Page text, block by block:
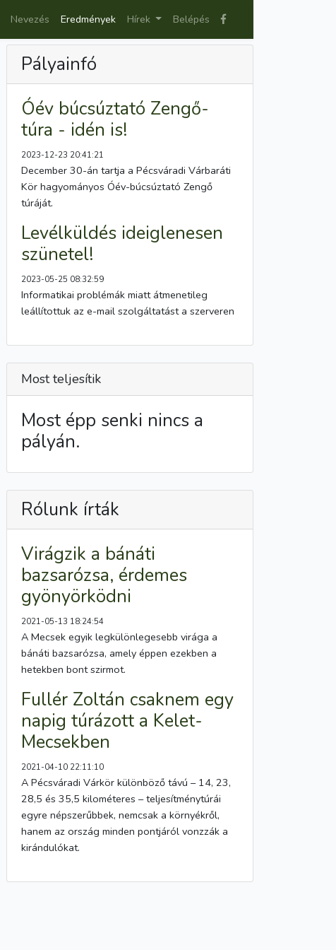
Nevezés Eredmények Hírek Belépés
Pályainfó
Óév búcsúztató Zengő-
túra - idén is!
2023-12-23 20:41:21
December 30-án tartja a Pécsváradi Várbaráti
Kör hagyományos Óév-búcsúztató Zengő
túráját.
Levélküldés ideiglenesen
szünetel!
2023-05-25 08:32:59
Informatikai problémák miatt átmenetileg
leállítottuk az e-mail szolgáltatást a szerveren
Most teljesítik
Most épp senki nincs a
pályán.
Rólunk írták
Virágzik a bánáti
bazsarózsa, érdemes
gyönyörködni
2021-05-13 18:24:54
A Mecsek egyik legkülönlegesebb virága a
bánáti bazsarózsa, amely éppen ezekben a
hetekben bont szirmot.
Fullér Zoltán csaknem egy
napig túrázott a Kelet-
Mecsekben
2021-04-10 22:11:10
A Pécsváradi Várkör különböző távú – 14, 23,
28,5 és 35,5 kilométeres – teljesítménytúrái
egyre népszerűbbek, nemcsak a környékről,
hanem az ország minden pontjáról vonzzák a
kirándulókat.